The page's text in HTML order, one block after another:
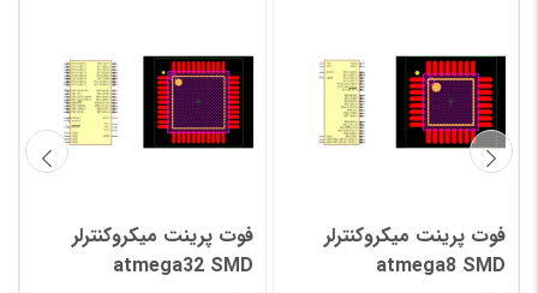
فوت پرینت میکروکنترلر
atmega8 SMD
فوت پرینت میکروکنترلر
atmega32 SMD